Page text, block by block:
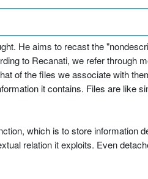
He aims to recast the
to Recanati, we refer through
of the files we associate with
it contains. Files are like
which is to store information
relation it exploits. Even